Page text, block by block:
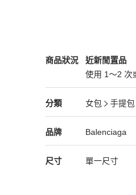
商品狀況
Balenciaga女包商品狀態
近新閒置品
使用 1～2 次
近新閒置品
分類
Balenciaga女包 分類資訊
女包
手提包
女包/手提包
品牌
Balenciaga 精品女包品牌
Balenciaga
Balenciaga 推薦清單
尺寸 單一尺寸